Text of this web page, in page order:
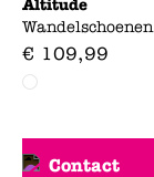
Altitude
Wandelschoenen
€ 109,99
Contact